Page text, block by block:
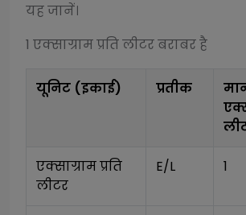
यह जानें।
1 एक्साग्राम प्रति लीटरबराबर है
यूनिट (इकाई) प्रतीक
एक्साग्राम प्रति
लीटर
E/L 1